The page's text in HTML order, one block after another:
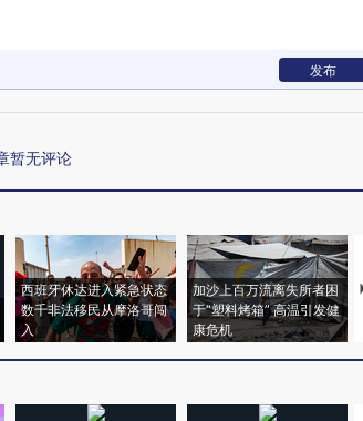
发布
暂无评论
西班牙休达进入紧急状态
数千非法移民从摩洛哥闯
入
加沙上百万流离失所者困
于“塑料烤箱” 高温引发健
康危机